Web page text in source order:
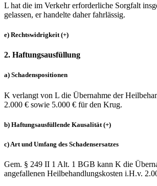
L hat die im Verkehr erforderliche Sorgfalt
gelassen, er handelte daher fahrlässig.
e) Rechtswidrigkeit (+)
2. Haftungsausfüllung
a) Schadenspositionen
K verlangt von L die Übernahme der
2.000 € sowie 5.000 € für den Krug.
b) Haftungsausfüllende Kausalität (+)
c) Art und Umfang des Schadensersatzes
Gem. § 249 II 1 Alt. 1 BGB kann K die
angefallenen Heilbehandlungskosten i.H.v.